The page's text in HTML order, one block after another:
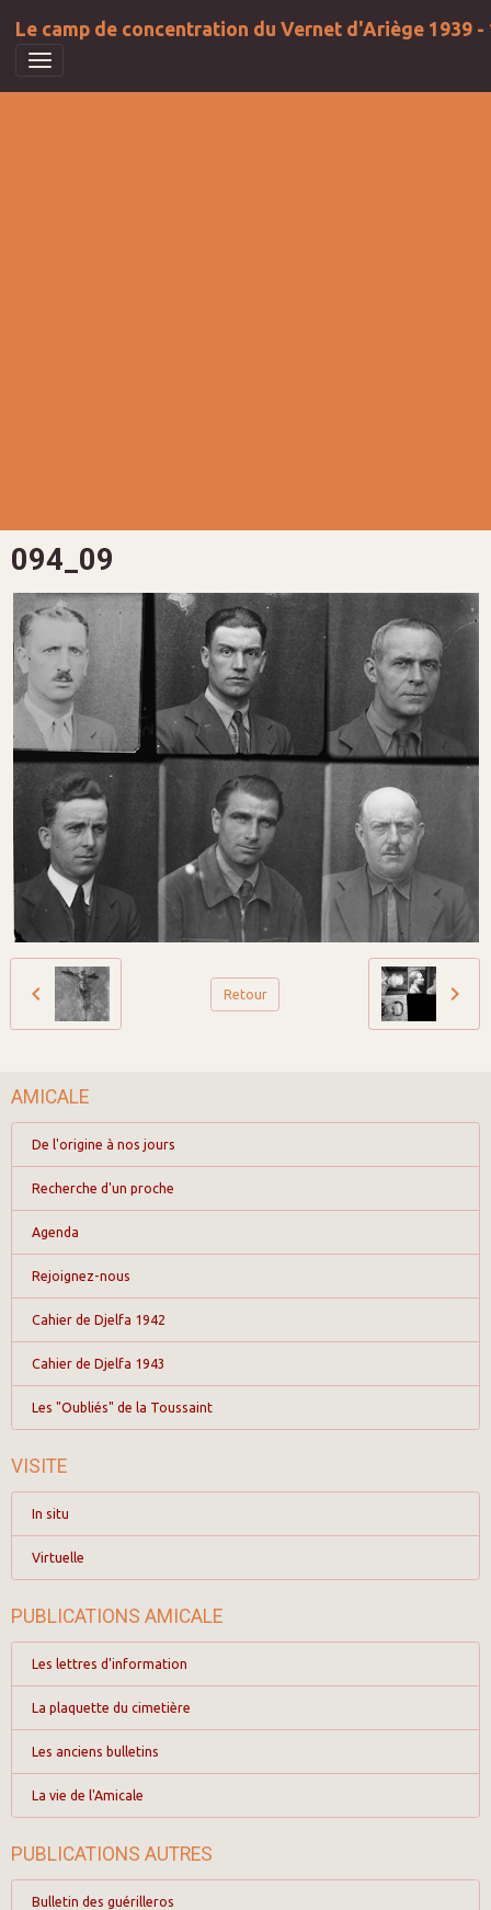
Le camp de concentration du Vernet d'Ariège 1939 -
094_09
Retour
AMICALE
De l'origine à nos jours
Recherche d'un proche
Agenda
Rejoignez-nous
Cahier de Djelfa 1942
Cahier de Djelfa 1943
Les "Oubliés" de la Toussaint
VISITE
In situ
Virtuelle
PUBLICATIONS AMICALE
Les lettres d'information
La plaquette du cimetière
Les anciens bulletins
La vie de l'Amicale
PUBLICATIONS AUTRES
Bulletin des guérilleros